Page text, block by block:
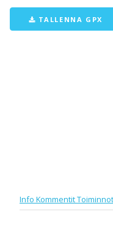
TALLENNA GPX
Info KommentitToiminnot